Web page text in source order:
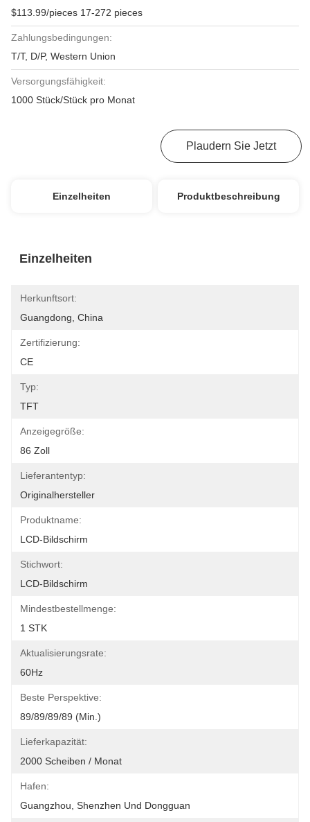
$113.99/pieces 17-272 pieces
Zahlungsbedingungen:
T/T, D/P, Western Union
Versorgungsfähigkeit:
1000 Stück/Stück pro Monat
Plaudern Sie Jetzt
Einzelheiten Produktbeschreibung
Einzelheiten
Herkunftsort:
Guangdong, China
Zertifizierung:
CE
Typ:
TFT
Anzeigegröße:
86 Zoll
Lieferantentyp:
Originalhersteller
Produktname:
LCD-Bildschirm
Stichwort:
LCD-Bildschirm
Mindestbestellmenge:
1 STK
Aktualisierungsrate:
60Hz
Beste Perspektive:
89/89/89/89 (min.)
Lieferkapazität:
2000 Scheiben / Monat
Hafen:
Guangzhou, Shenzhen Und Dongguan